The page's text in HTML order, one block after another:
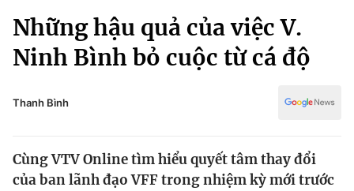
Chuyên mục
Tin tức
Phong cách
Phong cách
Chân dung
Sự kiện
Thể thao điện tử
Bên lề
Những hậu quả của việc V.
Ninh Bình bỏ cuộc từ cá độ
Thanh Bình
Cùng VTV Online tìm hiểu quyết tâm thay đổi
của ban lãnh đạo VFF trong nhiệm kỳ mới trước